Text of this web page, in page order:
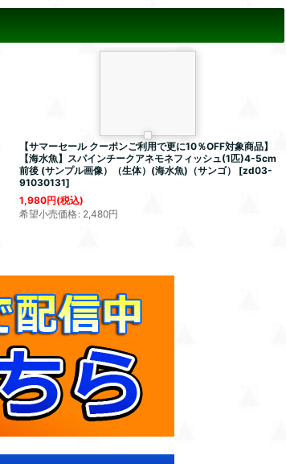
【サマーセール クーポンご利用で更に10％OFF対象商品】
【海水魚】スパインチークアネモネフィッシュ(1匹)4-5cm
前後 (サンプル画像）（生体）(海水魚)（サンゴ）
[zd03-
91030131]
1,980円(税込)
希望小売価格: 2,480円